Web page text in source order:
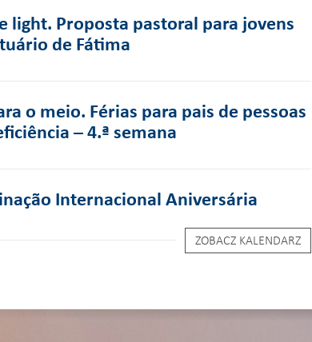
light. Proposta pastoral para jovens
de Fátima
o meio. Férias para pais de pessoas
– 4.ª semana
Internacional Aniversária
ZOBACZ KALENDARZ